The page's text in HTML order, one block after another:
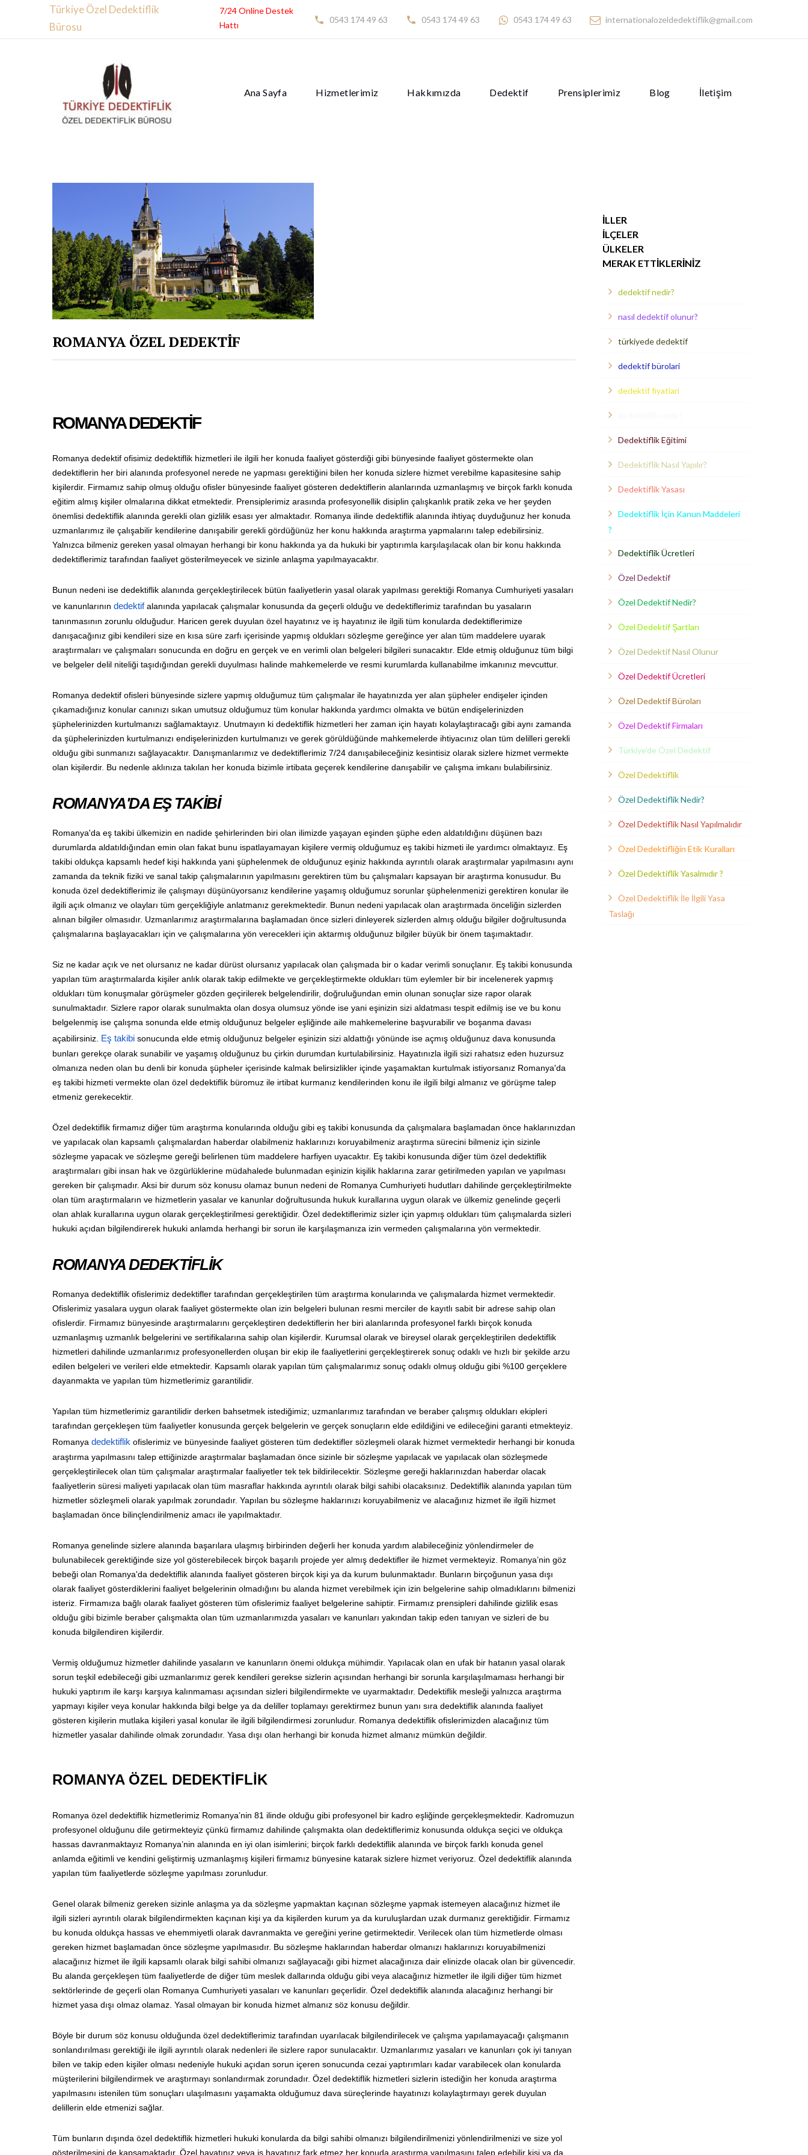
Türkiye Özel Dedektiflik
Bürosu
7/24 Online Destek
Hattı
0543 174 49 63 0543 174 49 63 0543 174 49 63 internationalozeldedektiflik@gmail.com
Ana Sayfa Hizmetlerimiz Hakkımızda Dedektif Prensiplerimiz Blog İletişim
ROMANYA ÖZEL DEDEKTİF
ROMANYA DEDEKTİF
Romanya dedektif ofisimiz dedektiflik hizmetleri ile ilgili her konuda faaliyet gösterdiği gibi bünyesinde faaliyet göstermekte olan
dedektiflerin her biri alanında profesyonel nerede ne yapması gerektiğini bilen her konuda sizlere hizmet verebilme kapasitesine sahip
kişilerdir. Firmamız sahip olmuş olduğu ofisler bünyesinde faaliyet gösteren dedektiflerin alanlarında uzmanlaşmış ve birçok farklı konuda
eğitim almış kişiler olmalarına dikkat etmektedir. Prensiplerimiz arasında profesyonellik disiplin çalışkanlık pratik zeka ve her şeyden
önemlisi dedektiflik alanında gerekli olan gizlilik esası yer almaktadır. Romanya ilinde dedektiflik alanında ihtiyaç duyduğunuz her konuda
uzmanlarımız ile çalışabilir kendilerine danışabilir gerekli gördüğünüz her konu hakkında araştırma yapmalarını talep edebilirsiniz.
Yalnızca bilmeniz gereken yasal olmayan herhangi bir konu hakkında ya da hukuki bir yaptırımla karşılaşılacak olan bir konu hakkında
dedektiflerimiz tarafından faaliyet gösterilmeyecek ve sizinle anlaşma yapılmayacaktır.
Bunun nedeni ise dedektiflik alanında gerçekleştirilecek bütün faaliyetlerin yasal olarak yapılması gerektiği Romanya Cumhuriyeti yasaları
ve kanunlarının dedektifalanında yapılacak çalışmalar konusunda da geçerli olduğu ve dedektiflerimiz tarafından bu yasaların
tanınmasının zorunlu olduğudur. Haricen gerek duyulan özel hayatınız ve iş hayatınız ile ilgili tüm konularda dedektiflerimize
danışacağınız gibi kendileri size en kısa süre zarfı içerisinde yapmış oldukları sözleşme gereğince yer alan tüm maddelere uyarak
araştırmaları ve çalışmaları sonucunda en doğru en gerçek ve en verimli olan belgeleri bilgileri sunacaktır. Elde etmiş olduğunuz tüm bilgi
ve belgeler delil niteliği taşıdığından gerekli duyulması halinde mahkemelerde ve resmi kurumlarda kullanabilme imkanınız mevcuttur.
Romanya dedektif ofisleri bünyesinde sizlere yapmış olduğumuz tüm çalışmalar ile hayatınızda yer alan şüpheler endişeler içinden
çıkamadığınız konular canınızı sıkan umutsuz olduğumuz tüm konular hakkında yardımcı olmakta ve bütün endişelerinizden
şüphelerinizden kurtulmanızı sağlamaktayız. Unutmayın ki dedektiflik hizmetleri her zaman için hayatı kolaylaştıracağı gibi aynı zamanda
da şüphelerinizden kurtulmanızı endişelerinizden kurtulmanızı ve gerek görüldüğünde mahkemelerde ihtiyacınız olan tüm delilleri gerekli
olduğu gibi sunmanızı sağlayacaktır. Danışmanlarımız ve dedektiflerimiz 7/24 danışabileceğiniz kesintisiz olarak sizlere hizmet vermekte
olan kişilerdir. Bu nedenle aklınıza takılan her konuda bizimle irtibata geçerek kendilerine danışabilir ve çalışma imkanı bulabilirsiniz.
ROMANYA'DA EŞ TAKİBİ
Romanya'da eş takibi ülkemizin en nadide şehirlerinden biri olan ilimizde yaşayan eşinden şüphe eden aldatıldığını düşünen bazı
durumlarda aldatıldığından emin olan fakat bunu ispatlayamayan kişilere vermiş olduğumuz eş takibi hizmeti ile yardımcı olmaktayız. Eş
takibi oldukça kapsamlı hedef kişi hakkında yani şüphelenmek de olduğunuz eşiniz hakkında ayrıntılı olarak araştırmalar yapılmasını aynı
zamanda da teknik fiziki ve sanal takip çalışmalarının yapılmasını gerektiren tüm bu çalışmaları kapsayan bir araştırma konusudur. Bu
konuda özel dedektiflerimiz ile çalışmayı düşünüyorsanız kendilerine yaşamış olduğumuz sorunlar şüphelenmenizi gerektiren konular ile
ilgili açık olmanız ve olayları tüm gerçekliğiyle anlatmanız gerekmektedir. Bunun nedeni yapılacak olan araştırmada önceliğin sizlerden
alınan bilgiler olmasıdır. Uzmanlarımız araştırmalarına başlamadan önce sizleri dinleyerek sizlerden almış olduğu bilgiler doğrultusunda
çalışmalarına başlayacakları için ve çalışmalarına yön verecekleri için aktarmış olduğunuz bilgiler büyük bir önem taşımaktadır.
Siz ne kadar açık ve net olursanız ne kadar dürüst olursanız yapılacak olan çalışmada bir o kadar verimli sonuçlanır. Eş takibi konusunda
yapılan tüm araştırmalarda kişiler anlık olarak takip edilmekte ve gerçekleştirmekte oldukları tüm eylemler bir bir incelenerek yapmış
oldukları tüm konuşmalar görüşmeler gözden geçirilerek belgelendirilir, doğruluğundan emin olunan sonuçlar size rapor olarak
sunulmaktadır. Sizlere rapor olarak sunulmakta olan dosya olumsuz yönde ise yani eşinizin sizi aldatması tespit edilmiş ise ve bu konu
belgelenmiş ise çalışma sonunda elde etmiş olduğunuz belgeler eşliğinde aile mahkemelerine başvurabilir ve boşanma davası
açabilirsiniz. Eş takibi sonucunda elde etmiş olduğunuz belgeler eşinizin sizi aldattığı yönünde ise açmış olduğunuz dava konusunda
bunları gerekçe olarak sunabilir ve yaşamış olduğunuz bu çirkin durumdan kurtulabilirsiniz. Hayatınızla ilgili sizi rahatsız eden huzursuz
olmanıza neden olan bu denli bir konuda şüpheler içerisinde kalmak belirsizlikler içinde yaşamaktan kurtulmak istiyorsanız Romanya'da
eş takibi hizmeti vermekte olan özel dedektiflik büromuz ile irtibat kurmanız kendilerinden konu ile ilgili bilgi almanız ve görüşme talep
etmeniz gerekecektir.
Özel dedektiflik firmamız diğer tüm araştırma konularında olduğu gibi eş takibi konusunda da çalışmalara başlamadan önce haklarınızdan
ve yapılacak olan kapsamlı çalışmalardan haberdar olabilmeniz haklarınızı koruyabilmeniz araştırma sürecini bilmeniz için sizinle
sözleşme yapacak ve sözleşme gereği belirlenen tüm maddelere harfiyen uyacaktır. Eş takibi konusunda diğer tüm özel dedektiflik
araştırmaları gibi insan hak ve özgürlüklerine müdahalede bulunmadan eşinizin kişilik haklarına zarar getirilmeden yapılan ve yapılması
gereken bir çalışmadır. Aksi bir durum söz konusu olamaz bunun nedeni de Romanya Cumhuriyeti hudutları dahilinde gerçekleştirilmekte
olan tüm araştırmaların ve hizmetlerin yasalar ve kanunlar doğrultusunda hukuk kurallarına uygun olarak ve ülkemiz genelinde geçerli
olan ahlak kurallarına uygun olarak gerçekleştirilmesi gerektiğidir. Özel dedektiflerimiz sizler için yapmış oldukları tüm çalışmalarda sizleri
hukuki açıdan bilgilendirerek hukuki anlamda herhangi bir sorun ile karşılaşmanıza izin vermeden çalışmalarına yön vermektedir.
ROMANYA DEDEKTİFLİK
Romanya dedektiflik ofislerimiz dedektifler tarafından gerçekleştirilen tüm araştırma konularında ve çalışmalarda hizmet vermektedir.
Ofislerimiz yasalara uygun olarak faaliyet göstermekte olan izin belgeleri bulunan resmi merciler de kayıtlı sabit bir adrese sahip olan
ofislerdir. Firmamız bünyesinde araştırmalarını gerçekleştiren dedektiflerin her biri alanlarında profesyonel farklı birçok konuda
uzmanlaşmış uzmanlık belgelerini ve sertifikalarına sahip olan kişilerdir. Kurumsal olarak ve bireysel olarak gerçekleştirilen dedektiflik
hizmetleri dahilinde uzmanlarımız profesyonellerden oluşan bir ekip ile faaliyetlerini gerçekleştirerek sonuç odaklı ve hızlı bir şekilde arzu
edilen belgeleri ve verileri elde etmektedir. Kapsamlı olarak yapılan tüm çalışmalarımız sonuç odaklı olmuş olduğu gibi %100 gerçeklere
dayanmakta ve yapılan tüm hizmetlerimiz garantilidir.
Yapılan tüm hizmetlerimiz garantilidir derken bahsetmek istediğimiz; uzmanlarımız tarafından ve beraber çalışmış oldukları ekipleri
tarafından gerçekleşen tüm faaliyetler konusunda gerçek belgelerin ve gerçek sonuçların elde edildiğini ve edileceğini garanti etmekteyiz.
Romanya dedektiflik ofislerimiz ve bünyesinde faaliyet gösteren tüm dedektifler sözleşmeli olarak hizmet vermektedir herhangi bir konuda
araştırma yapılmasını talep ettiğinizde araştırmalar başlamadan önce sizinle bir sözleşme yapılacak ve yapılacak olan sözleşmede
gerçekleştirilecek olan tüm çalışmalar araştırmalar faaliyetler tek tek bildirilecektir. Sözleşme gereği haklarınızdan haberdar olacak
faaliyetlerin süresi maliyeti yapılacak olan tüm masraflar hakkında ayrıntılı olarak bilgi sahibi olacaksınız. Dedektiflik alanında yapılan tüm
hizmetler sözleşmeli olarak yapılmak zorundadır. Yapılan bu sözleşme haklarınızı koruyabilmeniz ve alacağınız hizmet ile ilgili hizmet
başlamadan önce bilinçlendirilmeniz amacı ile yapılmaktadır.
Romanya genelinde sizlere alanında başarılara ulaşmış birbirinden değerli her konuda yardım alabileceğiniz yönlendirmeler de
bulunabilecek gerektiğinde size yol gösterebilecek birçok başarılı projede yer almış dedektifler ile hizmet vermekteyiz. Romanya’nin göz
bebeği olan Romanya'da dedektiflik alanında faaliyet gösteren birçok kişi ya da kurum bulunmaktadır. Bunların birçoğunun yasa dışı
olarak faaliyet gösterdiklerini faaliyet belgelerinin olmadığını bu alanda hizmet verebilmek için izin belgelerine sahip olmadıklarını bilmenizi
isteriz. Firmamıza bağlı olarak faaliyet gösteren tüm ofislerimiz faaliyet belgelerine sahiptir. Firmamız prensipleri dahilinde gizlilik esas
olduğu gibi bizimle beraber çalışmakta olan tüm uzmanlarımızda yasaları ve kanunları yakından takip eden tanıyan ve sizleri de bu
konuda bilgilendiren kişilerdir.
Vermiş olduğumuz hizmetler dahilinde yasaların ve kanunların önemi oldukça mühimdir. Yapılacak olan en ufak bir hatanın yasal olarak
sorun teşkil edebileceği gibi uzmanlarımız gerek kendileri gerekse sizlerin açısından herhangi bir sorunla karşılaşılmaması herhangi bir
hukuki yaptırım ile karşı karşıya kalınmaması açısından sizleri bilgilendirmekte ve uyarmaktadır. Dedektiflik mesleği yalnızca araştırma
yapmayı kişiler veya konular hakkında bilgi belge ya da deliller toplamayı gerektirmez bunun yanı sıra dedektiflik alanında faaliyet
gösteren kişilerin mutlaka kişileri yasal konular ile ilgili bilgilendirmesi zorunludur. Romanya dedektiflik ofislerimizden alacağınız tüm
hizmetler yasalar dahilinde olmak zorundadır. Yasa dışı olan herhangi bir konuda hizmet almanız mümkün değildir.
ROMANYA ÖZEL DEDEKTİFLİK
Romanya özel dedektiflik hizmetlerimiz Romanya’nin 81 ilinde olduğu gibi profesyonel bir kadro eşliğinde gerçekleşmektedir. Kadromuzun
profesyonel olduğunu dile getirmekteyiz çünkü firmamız dahilinde çalışmakta olan dedektiflerimiz konusunda oldukça seçici ve oldukça
hassas davranmaktayız Romanya’nin alanında en iyi olan isimlerini; birçok farklı dedektiflik alanında ve birçok farklı konuda genel
anlamda eğitimli ve kendini geliştirmiş uzmanlaşmış kişileri firmamız bünyesine katarak sizlere hizmet veriyoruz. Özel dedektiflik alanında
yapılan tüm faaliyetlerde sözleşme yapılması zorunludur.
Genel olarak bilmeniz gereken sizinle anlaşma ya da sözleşme yapmaktan kaçınan sözleşme yapmak istemeyen alacağınız hizmet ile
ilgili sizleri ayrıntılı olarak bilgilendirmekten kaçınan kişi ya da kişilerden kurum ya da kuruluşlardan uzak durmanız gerektiğidir. Firmamız
bu konuda oldukça hassas ve ehemmiyetli olarak davranmakta ve gereğini yerine getirmektedir. Verilecek olan tüm hizmetlerde olması
gereken hizmet başlamadan önce sözleşme yapılmasıdır. Bu sözleşme haklarından haberdar olmanızı haklarınızı koruyabilmenizi
alacağınız hizmet ile ilgili kapsamlı olarak bilgi sahibi olmanızı sağlayacağı gibi hizmet alacağınıza dair elinizde olacak olan bir güvencedir.
Bu alanda gerçekleşen tüm faaliyetlerde de diğer tüm meslek dallarında olduğu gibi veya alacağınız hizmetler ile ilgili diğer tüm hizmet
sektörlerinde de geçerli olan Romanya Cumhuriyeti yasaları ve kanunları geçerlidir. Özel dedektiflik alanında alacağınız herhangi bir
hizmet yasa dışı olmaz olamaz. Yasal olmayan bir konuda hizmet almanız söz konusu değildir.
Böyle bir durum söz konusu olduğunda özel dedektiflerimiz tarafından uyarılacak bilgilendirilecek ve çalışma yapılamayacağı çalışmanın
sonlandırılması gerektiği ile ilgili ayrıntılı olarak nedenleri ile sizlere rapor sunulacaktır. Uzmanlarımız yasaları ve kanunları çok iyi tanıyan
bilen ve takip eden kişiler olması nedeniyle hukuki açıdan sorun içeren sonucunda cezai yaptırımları kadar varabilecek olan konularda
müşterilerini bilgilendirmek ve araştırmayı sonlandırmak zorundadır. Özel dedektiflik hizmetleri sizlerin istediğin her konuda araştırma
yapılmasını istenilen tüm sonuçları ulaşılmasını yaşamakta olduğumuz dava süreçlerinde hayatınızı kolaylaştırmayı gerek duyulan
delillerin elde etmenizi sağlar.
Tüm bunların dışında özel dedektiflik hizmetleri hukuki konularda da bilgi sahibi olmanızı bilgilendirilmenizi yönlendirilmenizi ve size yol
gösterilmesini de kapsamaktadır. Özel hayatınız veya iş hayatınız fark etmez her konuda araştırma yapılmasını talep edebilir kişi ya da
İLLER
İLÇELER
ÜLKELER
MERAK ETTIKLERINIZ
dedektif nedir?
nasıl dedektif olunur?
türkiyede dedektif
dedektif bürolari
dedektif fiyatlari
Dedektiflik Eğitimi
Dedektiflik Nasıl Yapılır?
Dedektiflik Yasası
Dedektiflik İçin Kanun Maddeleri
?
Dedektiflik Ücretleri
Özel Dedektif
Özel Dedektif Nedir?
Özel Dedektif Şartları
Özel Dedektif Nasıl Olunur
Özel Dedektif Ücretleri
Özel Dedektif Büroları
Özel Dedektif Firmaları
Türkiye'de Özel Dedektif
Özel Dedektiflik
Özel Dedektiflik Nedir?
Özel Dedektiflik Nasıl Yapılmalıdır
Özel Dedektifliğin Etik Kuralları
Özel Dedektiflik Yasalmıdır ?
Özel Dedektiflik İle İlgili Yasa
Taslağı